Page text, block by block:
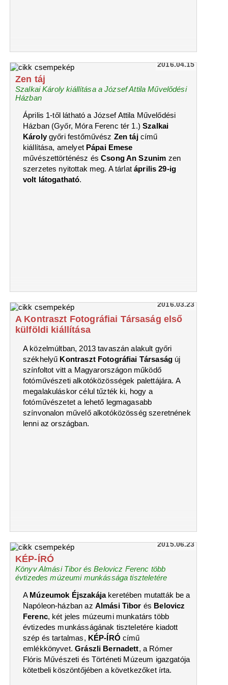
2016.04.15
Zen táj
Szalkai Károly kiállítása a József Attila Művelődési
Házban
Április 1-től látható a József Attila Művelődési
Házban (Győr, Móra Ferenc tér 1.)Szalkai
Károlygyőri festőművész Zen tájcímű
kiállítása, amelyet Pápai Emese
művészettörténész ésCsong An Szunim zen
szerzetes nyitottak meg. A tárlatáprilis 29-ig
volt látogatható.
2016.03.23
A Kontraszt Fotográfiai Társaság első
külföldi kiállítása
A közelmúltban, 2013 tavaszán alakult győri
székhelyű Kontraszt Fotográfiai Társaságúj
színfoltot vitt a Magyarországon működő
fotóművészeti alkotóközösségek palettájára. A
megalakuláskor célul tűzték ki, hogy a
fotóművészetet a lehető legmagasabb
színvonalon művelő alkotóközösség szeretnének
lenni az országban.
2015.06.23
KÉP-ÍRÓ
Könyv Almási Tibor és Belovicz Ferenc több
évtizedes múzeumi munkássága tiszteletére
A Múzeumok Éjszakájakeretében mutatták be a
Napóleon-házban az Almási Tibor és Belovicz
Ferenc, két jeles múzeumi munkatárs több
évtizedes munkásságának tiszteletére kiadott
szép és tartalmas, KÉP-ÍRÓ című
emlékkönyvet.Grászli Bernadett, a Rómer
Flóris Művészeti és Történeti Múzeum igazgatója
kötetbeli köszöntőjében a következőket írta.